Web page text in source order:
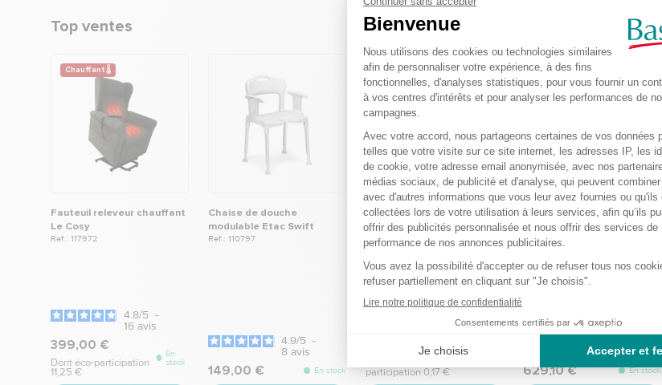
Top ventes
Chauffant 🌡
Fauteuil releveur chauffant
Le Cosy
Ref.: 117972
4.8/5 -
16 avis
En
stock
399,00 €
Dont éco-participation
11,25 €
Chaise de douche
modulable Etac Swift
Ref.: 110797
4.9/5 -
8 avis
En stock
149,00 €
Soldes
Vélo électrique Mini Bike
bras et jambes
Ref.: 115181
avis
149,00 €
participation 0,17 €
Coup de coeur
M1 Mini PPC de voyage
autopilotée BMC
Ref.: 117008
1/5- 2avis
En stock
629,10 €